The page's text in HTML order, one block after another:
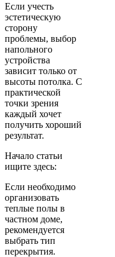
Если учесть
эстетическую
сторону
проблемы, выбор
напольного
устройства
зависит только от
высоты потолка. С
практической
точки зрения
каждый хочет
получить хороший
результат.
Начало статьи
ищите здесь:
Если необходимо
организовать
теплые полы в
частном доме,
рекомендуется
выбрать тип
перекрытия.